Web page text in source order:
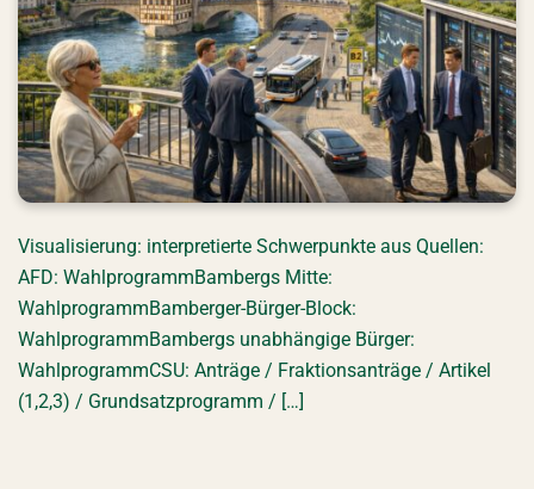
Visualisierung: interpretierte Schwerpunkte aus Quellen:
AFD: WahlprogrammBambergs Mitte:
WahlprogrammBamberger-Bürger-Block:
WahlprogrammBambergs unabhängige Bürger:
WahlprogrammCSU: Anträge / Fraktionsanträge / Artikel
(1,2,3) / Grundsatzprogramm / […]